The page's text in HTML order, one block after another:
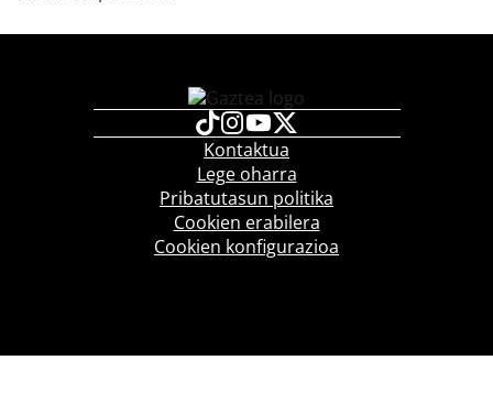
Kontaktua
Lege oharra
Pribatutasun politika
Cookien erabilera
Cookien konfigurazioa